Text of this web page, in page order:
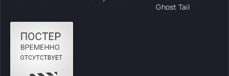
Ghost Tail